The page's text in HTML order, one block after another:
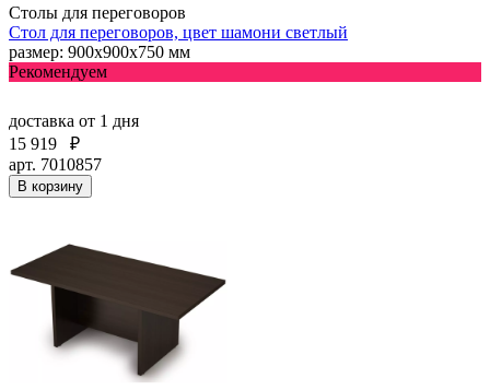
Столы для переговоров
Стол для переговоров, цвет шамони светлый
размер: 900х900х750 мм
Рекомендуем
доставка от 1 дня
15 919
₽
арт. 7010857
В корзину